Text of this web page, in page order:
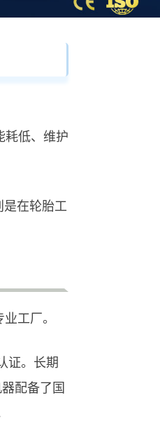
耗低、维护
在轮胎工
工厂。
证。长期
配备了国